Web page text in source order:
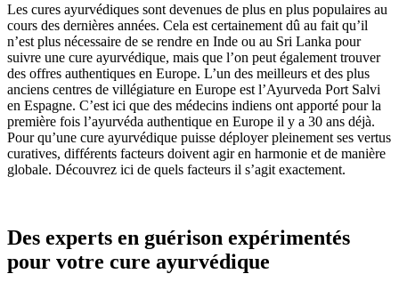
Les cures ayurvédiques sont devenues de plus en plus populaires au
cours des dernières années. Cela est certainement dû au fait qu’il
n’est plus nécessaire de se rendre en Inde ou au Sri Lanka pour
suivre une cure ayurvédique, mais que l’on peut également trouver
des offres authentiques en Europe. L’un des meilleurs et des plus
anciens centres de villégiature en Europe est l’Ayurveda Port Salvi
en Espagne. C’est ici que des médecins indiens ont apporté pour la
première fois l’ayurvéda authentique en Europe il y a 30 ans déjà.
Pour qu’une cure ayurvédique puisse déployer pleinement ses vertus
curatives, différents facteurs doivent agir en harmonie et de manière
globale. Découvrez ici de quels facteurs il s’agit exactement.
Des experts en guérison expérimentés
pour votre cure ayurvédique